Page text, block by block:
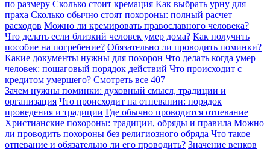
по размеру Сколько стоит кремация Как выбрать урну для
праха Сколько обычно стоят похороны: полный расчет
расходов Можно ли кремировать православного человека?
Что делать если близкий человек умер дома? Как получить
пособие на погребение? Обязательно ли проводить поминки?
Какие документы нужны для похорон Что делать когда умер
человек: пошаговый порядок действий Что происходит с
кредитом умершего? Смотреть все 407
Зачем нужны поминки: духовный смысл, традиции и
организация Что происходит на отпевании: порядок
проведения и традиции Где обычно проводится отпевание
Христианские похороны: традиции, обряды и правила Можно
ли проводить похороны без религиозного обряда Что такое
отпевание и обязательно ли его проводить? Значение венков